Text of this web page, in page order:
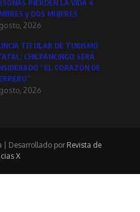
PIERDEN LA VIDA 4
y DOS MUJERES
2026
TITULAR DE TURISMO
CHILPANCINGO SERÁ
“EL CORAZÓN DE
2026
| Desarrollado por Revista de
X